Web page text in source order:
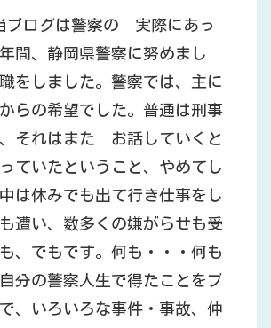
ブログは警察の 実際にあっ
間、静岡県警察に努めまし
をしました。警察では、主に
らの希望でした。普通は刑事
それはまた お話していくと
ていたということ、やめてし
は休みでも出て行き仕事をし
遭い、数多くの嫌がらせも受
、でもです。何も・・・何も
分の警察人生で得たことをブ
、いろいろな事件・事故、仲